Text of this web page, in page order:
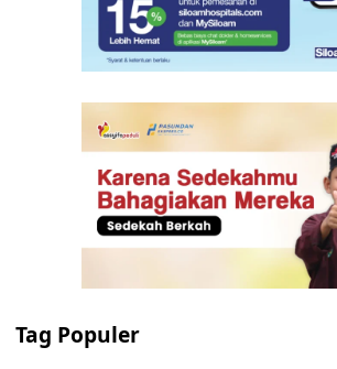
Tag Populer